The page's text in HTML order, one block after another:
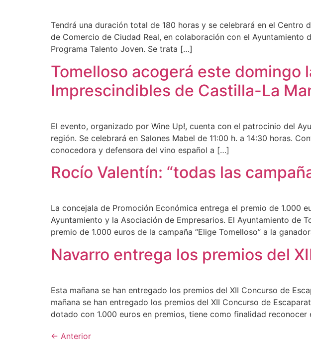
Tendrá una duración total de 180 horas y se celebrará en el
de Comercio de Ciudad Real, en colaboración con el
Programa Talento Joven. Se trata […]
Tomelloso acogerá este domingo
Imprescindibles de Castilla-La
El evento, organizado por Wine Up!, cuenta con el patrocinio del
región. Se celebrará en Salones Mabel de 11:00 h. a 14:30 horas.
conocedora y defensora del vino español a […]
Rocío Valentín: “todas las
La concejala de Promoción Económica entrega el premio de 1.000
Ayuntamiento y la Asociación de Empresarios. El Ayuntamiento de
premio de 1.000 euros de la campaña “Elige Tomelloso” a la
Navarro entrega los premios del
Esta mañana se han entregado los premios del XII Concurso de
mañana se han entregado los premios del XII Concurso de
dotado con 1.000 euros en premios, tiene como finalidad
← Anterior